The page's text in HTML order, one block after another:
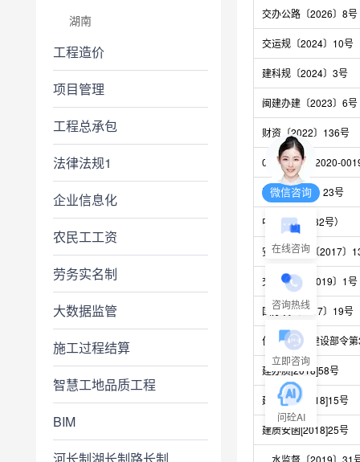
湖南
工程造价
项目管理
工程总承包
法律法规1
企业信息化
农民工工资
劳务实名制
大数据监管
施工过程结算
智慧工地品质工程
BIM
交办公路〔2026〕8号
交运规〔2024〕10号
建科规〔2024〕3号
闽建办建〔2023〕6号
财资〔2022〕136号
000013338/2020-
国发〔2010〕23号
中发2016（32号）
安监总政法〔2017〕
交安监发〔2019〕1号
国办发〔2017〕19号
住房和城乡建设部令
建办质[2018]58号
建质综函[2018]15号
建质安函[2018]25号
水监督〔2019〕31
微信咨询
在线咨询
咨询热线
立即咨询
问砼AI